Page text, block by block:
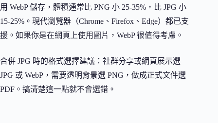
用 WebP 儲存，體積通常比 PNG 小 25-35%，比 JPG 小
15-25%。現代瀏覽器（Chrome、Firefox、Edge）都已支
援。如果你是在網頁上使用圖片，WebP 很值得考慮。
合併 JPG 時的格式選擇建議：社群分享或網頁展示選
JPG 或 WebP，需要透明背景選 PNG，做成正式文件選
PDF。搞清楚這一點就不會選錯。